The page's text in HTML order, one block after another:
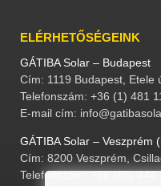
ELÉRHETŐSÉGEINK
GÁTIBA Solar – Budapest
Cím: 1119 Budapest, Etele
Telefonszám: +36 (1) 481
E-mail cím:
GÁTIBA Solar – Veszprém
Cím: 8200 Veszprém,
Telefonszám: +36 (88) 444